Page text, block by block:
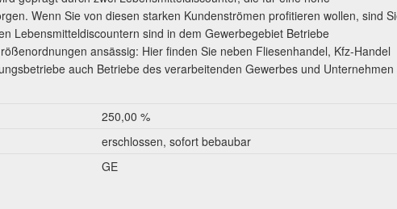
Wenn Sie von diesen starken Kundenströmen profitieren wollen, sind
Lebensmitteldiscountern sind in dem Gewerbegebiet Betriebe
ansässig: Hier finden Sie neben Fliesenhandel, Kfz-Handel
auch Betriebe des verarbeitenden Gewerbes und Unternehmen
250,00 %
erschlossen, sofort bebaubar
GE